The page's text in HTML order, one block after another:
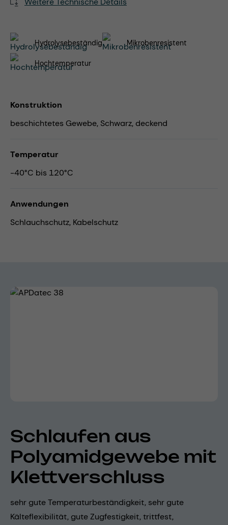
Hydrolysebeständig Mikrobenresistent
Hochtemperatur
Konstruktion
beschichtetes Gewebe, Schwarz, deckend
Temperatur
-40°C bis 120°C
Anwendungen
Schlauchschutz, Kabelschutz
Bildergalerie überspringen
Schlaufen aus
Polyamidgewebe mit
Klettverschluss
sehr gute Temperaturbeständigkeit, sehr gute
Kälteflexibilität, gute Zugfestigkeit, trittfest,